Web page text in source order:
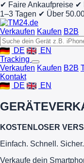
✔ Faire Ankaufpreise ✔
1–3 Tagen ✔ Über
Verkaufen Kaufen B2B
DE
EN
Tracking
Verkaufen Kaufen B2B
Kontakt
DE
EN
GERÄTE
KOSTENLOSER
Einfach. Schnell. Sicher.
Verkaufe dein